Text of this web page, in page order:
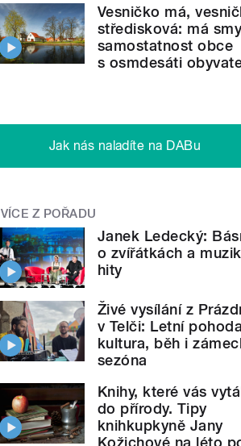
Vesničko má,
středisková: má
samostatnost obce
s osmdesáti
Jak nás naladíte na DABu
VÍCE Z POŘADU
Janek Ledecký:
o zvířátkách a
hity
Živé vysílání z
v Telči: Letní
kultura, běh i
sezóna
Knihy, které vás
do přírody. Tipy
knihkupkyně Jany
Kožichové na léto